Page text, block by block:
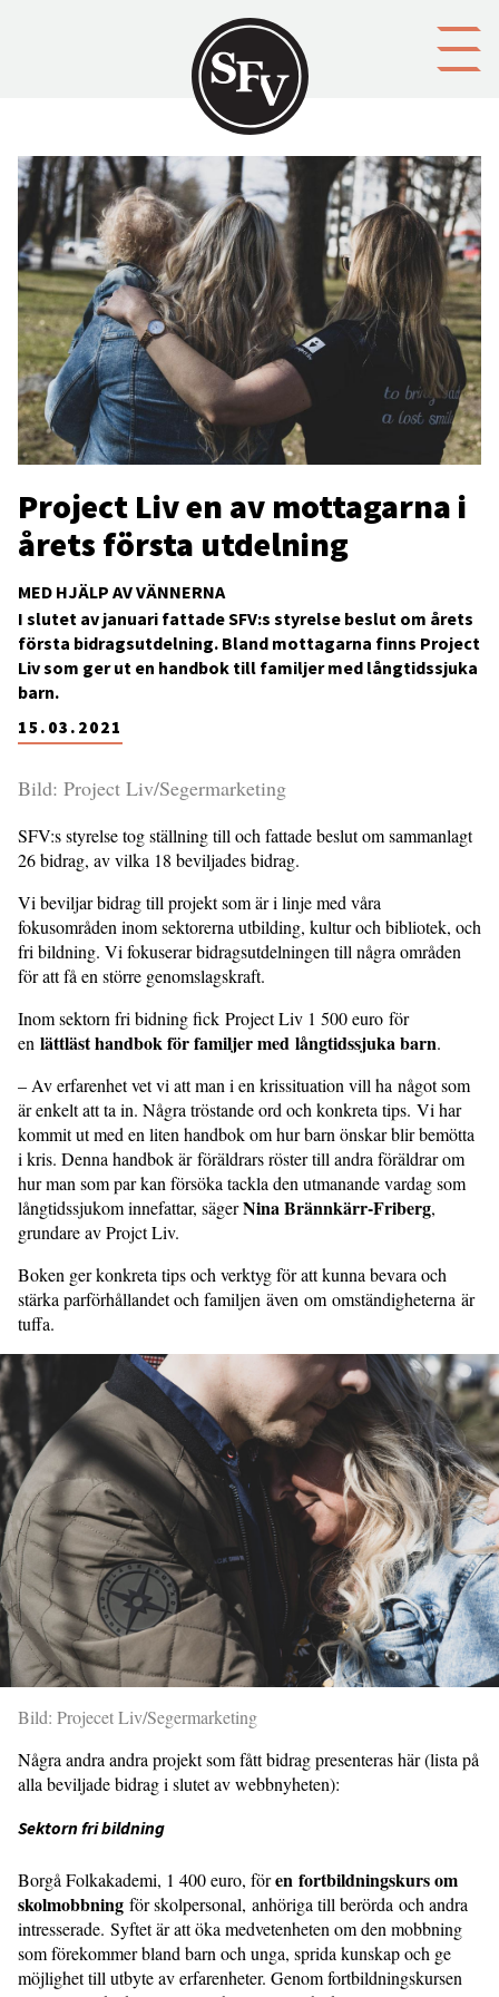
MED HJÄLP AV VÄNNERNA
Project Liv en av mottagarna i
årets första utdelning
15.03.2021
I slutet av januari fattade SFV:s styrelse beslut om årets
första bidragsutdelning. Bland mottagarna finns Project
Liv som ger ut en handbok till familjer med långtidssjuka
barn.
Bild: Project Liv/Segermarketing
SFV:s styrelse tog ställning till och fattade beslut om sammanlagt
26 bidrag, av vilka 18 beviljades bidrag.
Vi beviljar bidrag till projekt som är i linje med våra
fokusområden inom sektorerna utbilding, kultur och bibliotek, och
fri bildning. Vi fokuserar bidragsutdelningen till några områden
för att få en större genomslagskraft.
Inom sektorn fri bidning fick Project Liv 1 500 euro för
en lättläst handbok för familjer med långtidssjuka barn.
– Av erfarenhet vet vi att man i en krissituation vill ha något som
är enkelt att ta in. Några tröstande ord och konkreta tips. Vi har
kommit ut med en liten handbok om hur barn önskar blir bemötta
i kris. Denna handbok är föräldrars röster till andra föräldrar om
hur man som par kan försöka tackla den utmanande vardag som
långtidssjukom innefattar, sägerNina Brännkärr-Friberg,
grundare av Projct Liv.
Boken ger konkreta tips och verktyg för att kunna bevara och
stärka parförhållandet och familjen även om omständigheterna är
tuffa.
Bild: Projecet Liv/Segermarketing
Några andra andra projekt som fått bidrag presenteras här (lista på
alla beviljade bidrag i slutet av webbnyheten):
Sektorn fri bildning
Borgå Folkakademi, 1 400 euro, fören fortbildningskurs om
skolmobbning för skolpersonal, anhöriga till berörda och andra
intresserade. Syftet är att öka medvetenheten om den mobbning
som förekommer bland barn och unga, sprida kunskap och ge
möjlighet till utbyte av erfarenheter. Genom fortbildningskursen